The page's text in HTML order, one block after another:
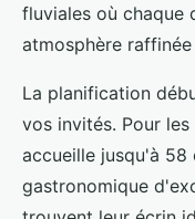
fluviales où chaque
atmosphère
La planification
vos invités. Pour
accueille jusqu'à 58
gastronomique